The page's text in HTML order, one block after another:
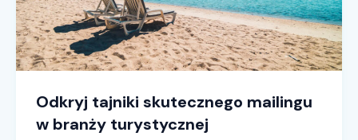
Odkryj tajniki skutecznego mailingu
w branży turystycznej